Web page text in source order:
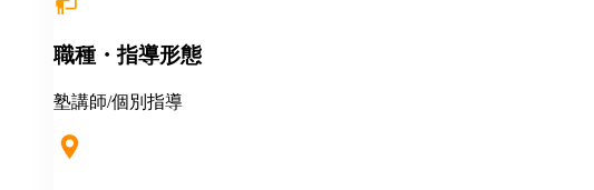
職種・指導形態
塾講師/個別指導